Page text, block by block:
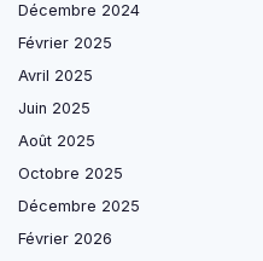
Décembre 2024
Février 2025
Avril 2025
Juin 2025
Août 2025
Octobre 2025
Décembre 2025
Février 2026